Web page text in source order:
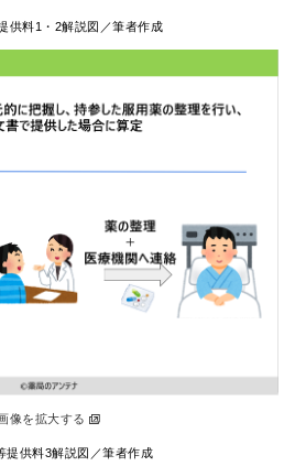
供料1・2解説図／筆者作成
像を拡大する
提供料3解説図／筆者作成